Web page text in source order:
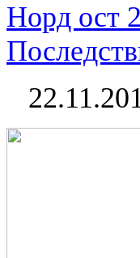
Норд ост